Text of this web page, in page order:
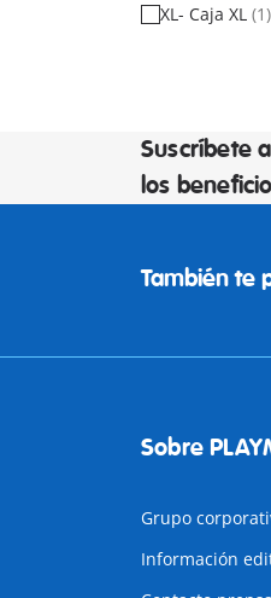
XL- Caja XL (1)
Suscríbete
los
También te
Sobre
Grupo
Información